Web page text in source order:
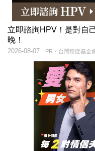
立即諮詢HPV！是對自
晚！
PR・台灣癌症基金
2026-08-07